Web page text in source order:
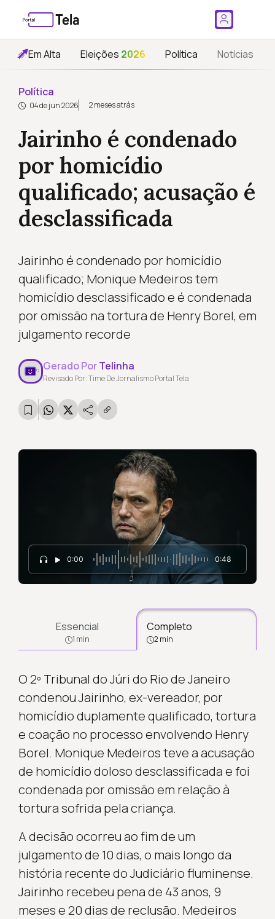
Em Alta Eleições 2026 Política Notícias
Política
04 de jun 2026 2 meses atrás
Jairinho é condenado
por homicídio
qualificado; acusação é
desclassificada
Jairinho é condenado por homicídio
qualificado; Monique Medeiros tem
homicídio desclassificado e é condenada
por omissão na tortura de Henry Borel, em
julgamento recorde
Gerado PorTelinha
Revisado Por: Time De Jornalismo Portal Tela
0:00 0:48
Essencial
1 min
Completo
2 min
O 2º Tribunal do Júri do Rio de Janeiro
condenou Jairinho, ex-vereador, por
homicídio duplamente qualificado, tortura
e coação no processo envolvendo Henry
Borel. Monique Medeiros teve a acusação
de homicídio doloso desclassificada e foi
condenada por omissão em relação à
tortura sofrida pela criança.
A decisão ocorreu ao fim de um
julgamento de 10 dias, o mais longo da
história recente do Judiciário fluminense.
Jairinho recebeu pena de 43 anos, 9
meses e 20 dias de reclusão. Medeiros